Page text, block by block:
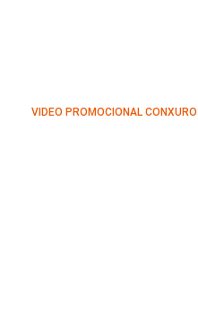
VIDEO PROMOCIONAL CONXURO